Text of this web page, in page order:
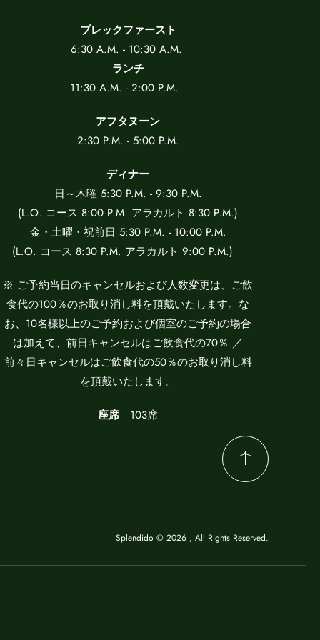
ブレックファースト
6:30 A.M. - 10:30 A.M.
ランチ
11:30 A.M. - 2:00 P.M.
アフタヌーン
2:30 P.M. - 5:00 P.M.
ディナー
日～木曜 5:30 P.M. - 9:30 P.M.
(L.O. コース 8:00 P.M. アラカルト 8:30 P.M.)
金・土曜・祝前日 5:30 P.M. - 10:00 P.M.
(L.O. コース 8:30 P.M. アラカルト 9:00 P.M.)
※ ご予約当日のキャンセルおよび人数変更は、ご飲
食代の100％のお取り消し料を頂戴いたします。な
お、10名様以上のご予約および個室のご予約の場合
は加えて、前日キャンセルはご飲食代の70％ ／
前々日キャンセルはご飲食代の50％のお取り消し料
を頂戴いたします。
座席 103席
Splendido © 2026 , All Rights Reserved.